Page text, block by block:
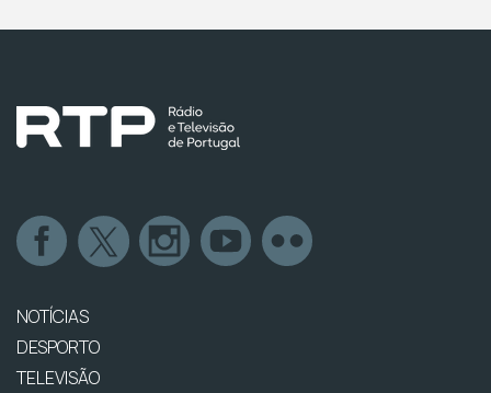
NOTÍCIAS
DESPORTO
TELEVISÃO